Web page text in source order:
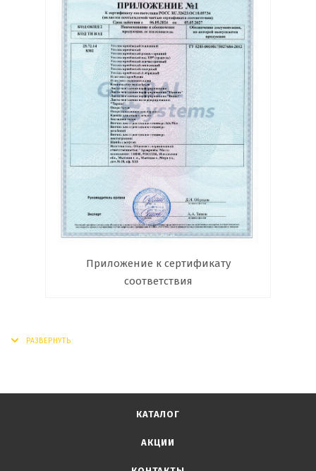
Приложение к сертификату
соответствия
КАТАЛОГ
АКЦИИ